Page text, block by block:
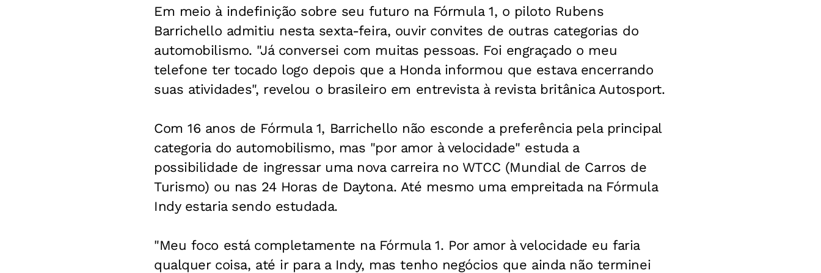
Em meio à indefinição sobre seu futuro na Fórmula 1, o piloto Rubens
Barrichello admitiu nesta sexta-feira, ouvir convites de outras categorias do
automobilismo. "Já conversei com muitas pessoas. Foi engraçado o meu
telefone ter tocado logo depois que a Honda informou que estava encerrando
suas atividades", revelou o brasileiro em entrevista à revista britânica Autosport.
Com 16 anos de Fórmula 1, Barrichello não esconde a preferência pela principal
categoria do automobilismo, mas "por amor à velocidade" estuda a
possibilidade de ingressar uma nova carreira no WTCC (Mundial de Carros de
Turismo) ou nas 24 Horas de Daytona. Até mesmo uma empreitada na Fórmula
Indy estaria sendo estudada.
"Meu foco está completamente na Fórmula 1. Por amor à velocidade eu faria
qualquer coisa, até ir para a Indy, mas tenho negócios que ainda não terminei